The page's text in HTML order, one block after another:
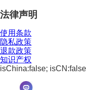
法律声明
使用条款
隐私政策
退款政策
知识产权
isChina:false; isCN:false